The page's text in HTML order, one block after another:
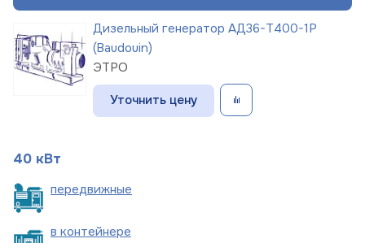
Дизельный генератор АД36-Т400-1Р
(Baudouin)
ЭТРО
Уточнить цену
40 кВт
передвижные
в контейнере